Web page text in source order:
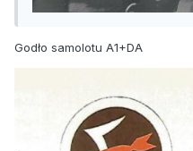
Godło samolotu A1+DA